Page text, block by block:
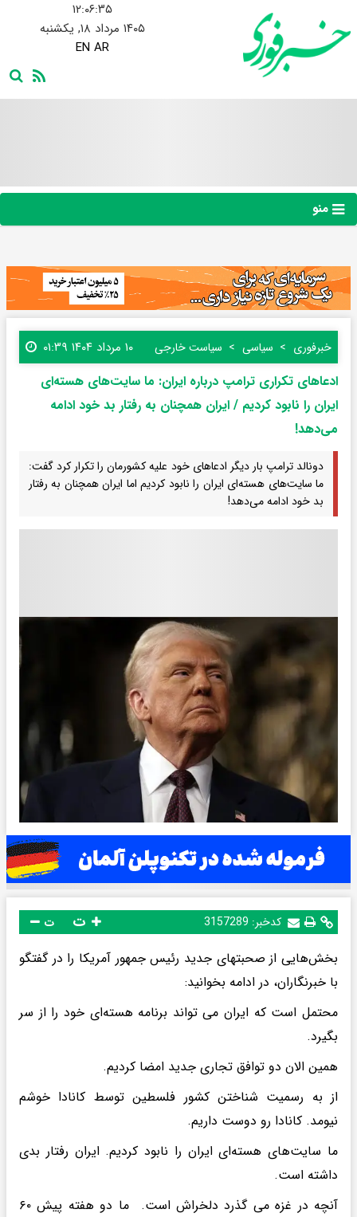
۱۲:۰۶:۳۷
۱۴۰۵ مرداد ۱۸, یکشنبه
EN AR
منو
خبرفوری سیاسی سیاست خارجی ۱۰ مرداد ۱۴۰۴ ۰۱:۳۹
ادعاهای تکراری ترامپ درباره ایران: ما سایت‌های هسته‌ای
ایران را نابود کردیم / ایران همچنان به رفتار بد خود ادامه
می‌دهد!
دونالد ترامپ بار دیگر ادعاهای خود علیه کشورمان را تکرار کرد گفت:
ما سایت‌های هسته‌ای ایران را نابود کردیم اما ایران همچنان به رفتار
بد خود ادامه می‌دهد!
کدخبر: 3157289 ت
بخش‌هایی از صحبتهای جدید رئیس جمهور آمریکا را در گفتگو
با خبرنگاران، در ادامه بخوانید:
محتمل است که ایران می تواند برنامه هسته‌ای خود را از سر
بگیرد.
همین الان دو توافق تجاری جدید امضا کردیم.
از به رسمیت شناختن کشور فلسطین توسط کانادا خوشم
نیومد. کانادا رو دوست داریم.
ما سایت‌های هسته‌ای ایران را نابود کردیم. ایران رفتار بدی
داشته است.
آنچه در غزه می گذرد دلخراش است. ما دو هفته پیش ۶۰